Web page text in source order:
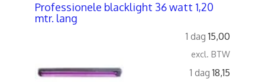
Professionele blacklight 36 watt 1,20
mtr. lang
1 dag 15,00
excl. BTW
1 dag 18,15